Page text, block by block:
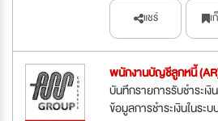
แชร์
พนักงานบัญชีลูกหนี้
บันทึกรายการรับชำระเ
ข้อมูลการชำระเงินในร